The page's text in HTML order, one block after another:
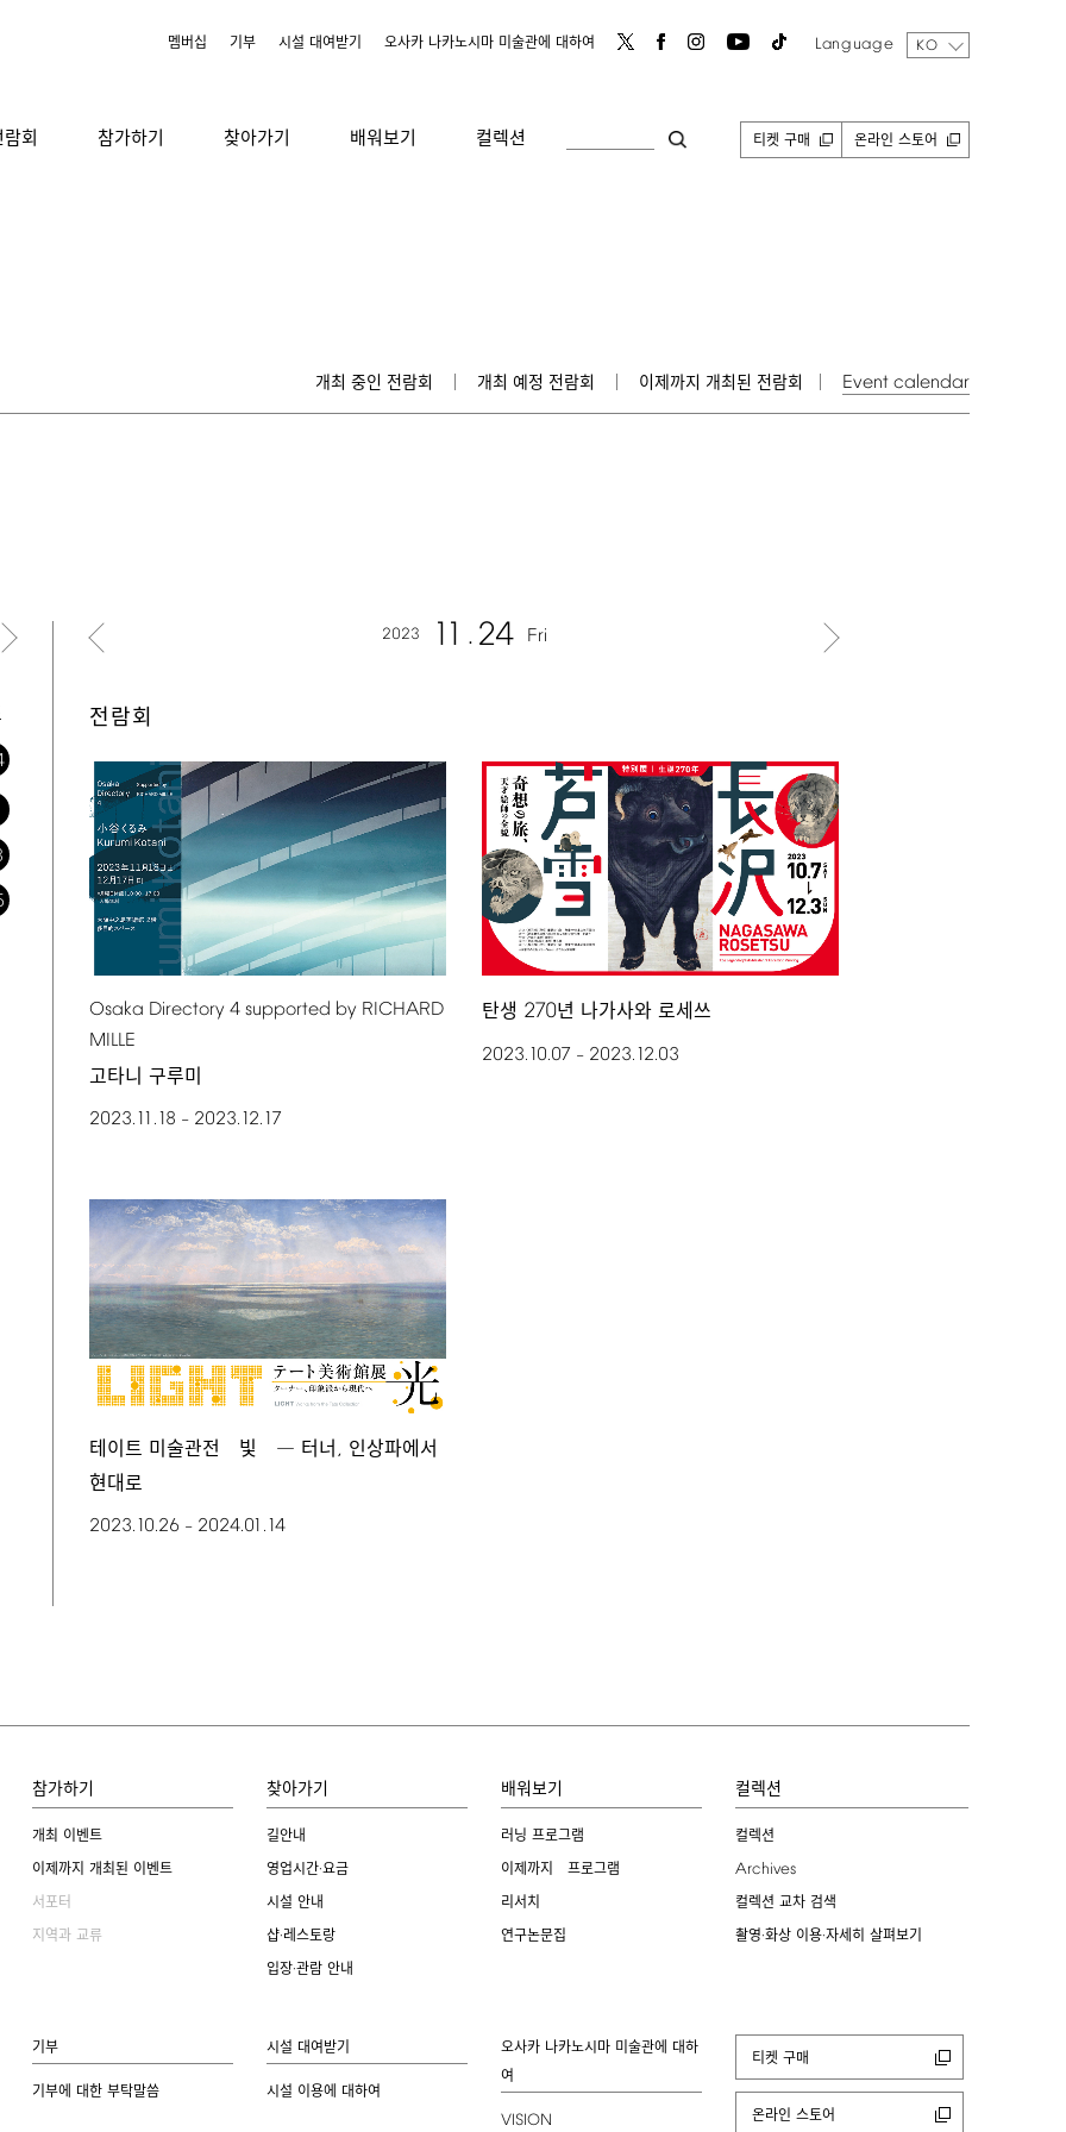
멤버십 기부 시설 대여받기 오사카 나카노시마 미술관에 대하여 Language KO
람회 참가하기 찾아가기 배워보기 컬렉션 티켓 구매 온라인 스토어
개최 중인 전람회 개최 예정 전람회 이제까지 개최된 전람회 Event calendar
2023 11 24 Fri
전람회
Osaka Directory 4 supported by RICHARD
MILLE
고타니 구루미
2023.11.18 – 2023.12.17
탄생 270년 나가사와 로세쓰
2023.10.07 – 2023.12.03
테이트 미술관전 빛 ― 터너 , 인상파에서
현대로
2023.10.26 – 2024.01.14
참가하기
개최 이벤트
이제까지 개최된 이벤트
서포터
지역과 교류
찾아가기
길안내
영업시간·요금
시설 안내
샵·레스토랑
입장·관람 안내
배워보기
러닝 프로그램
이제까지 프로그램
리서치
연구논문집
컬렉션
컬렉션
Archives
컬렉션 교차 검색
촬영·화상 이용·자세히 살펴보기
기부
기부에 대한 부탁말씀
시설 대여받기
시설 이용에 대하여
오사카 나카노시마 미술관에 대하
여
VISION
티켓 구매
온라인 스토어